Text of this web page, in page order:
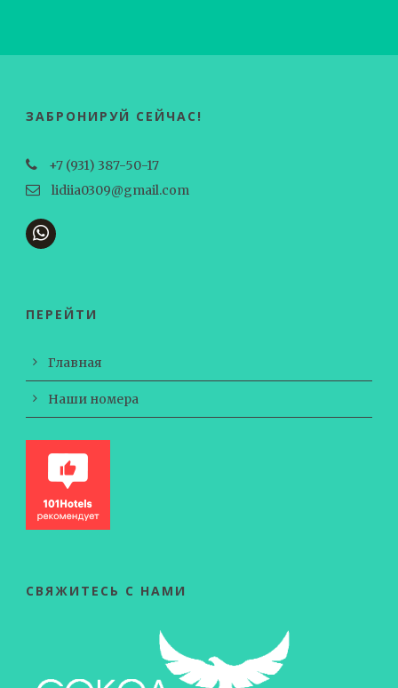
ЗАБРОНИРУЙ СЕЙЧАС!
+7 (931) 387-50-17
lidiia0309@gmail.com
ПЕРЕЙТИ
Главная
Наши номера
СВЯЖИТЕСЬ С НАМИ